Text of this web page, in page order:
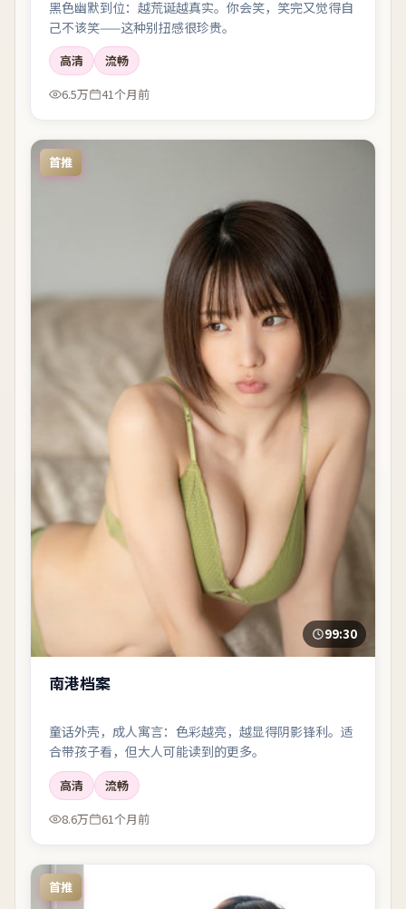
黑色幽默到位：越荒诞越真实。你会笑，笑完又觉得自
己不该笑——这种别扭感很珍贵。
高清
流畅
6.5万
41个月前
首推
99:30
南港档案
童话外壳，成人寓言：色彩越亮，越显得阴影锋利。适
合带孩子看，但大人可能读到的更多。
高清
流畅
8.6万
61个月前
首推